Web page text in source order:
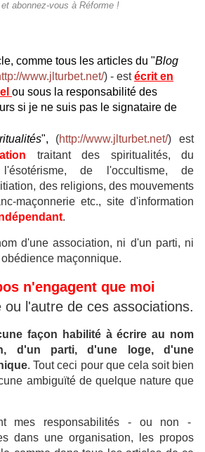
abonnez-vous à Réforme !
comme tous les articles du "Blog
www.jlturbet.net/) - estécrit en
ou sous la responsabilité des
si je ne suis pas le signataire de
", (http://www.jlturbet.net/) est
traitant des spiritualités, du
de l'occultisme, de
des religions, des mouvements
maçonnerie etc., site d'information
.
d'une association, ni d'un parti, ni
maçonnique.
n'engagent que moi
l'autre de ces associations.
façon habilité à écrire au nom
d'un parti, d'une loge, d'une
.Tout ceci pour que cela soit bien
ambiguïté de quelque nature que
mes responsabilités - ou non -
dans une organisation, les propos